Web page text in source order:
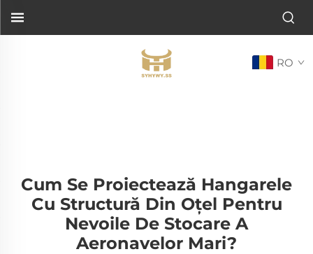
RO
Cum Se Proiectează Hangarele
Cu Structură Din Oțel Pentru
Nevoile De Stocare A
Aeronavelor Mari?